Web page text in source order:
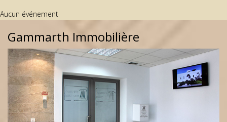
Aucun événement
Gammarth Immobilière